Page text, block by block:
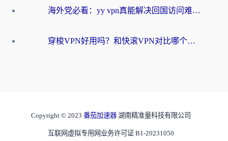
海外党必看：yy vpn真能解决回国访问难题？附云极initap测评+免费方案对比
穿梭VPN好用吗？和快滚VPN对比哪个回国效果更好？海外党选回国加速器必看指南
Copyright © 2023 番茄加速器 湖南精准量科技有限公司
互联网虚拟专用网业务许可证 B1-20231050